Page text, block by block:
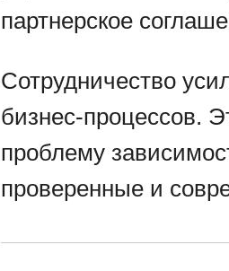
партнерское
Сотрудничество
бизнес-процессов.
проблему
проверенные и